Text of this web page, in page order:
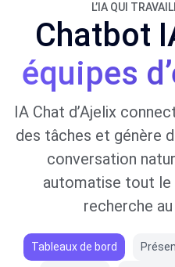
L’IA QUI
Chatbot
équipes
IA Chat d’Ajelix
des tâches et génère
conversation
automatise tout le
recherche
Tableaux de bord